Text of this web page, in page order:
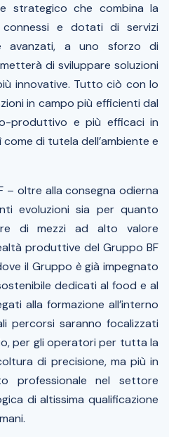
strategico che combina la
e dotati di servizi
avanzati, a uno sforzo di
di sviluppare soluzioni
innovative. Tutto ciò con lo
in campo più efficienti dal
produttivo e più efficaci in
di tutela dell’ambiente e
– oltre alla consegna odierna
evoluzioni sia per quanto
di mezzi ad alto valore
produttive del Gruppo BF
il Gruppo è già impegnato
dedicati al food e al
alla formazione all’interno
percorsi saranno focalizzati
per gli operatori per tutta la
di precisione, ma più in
professionale nel settore
di altissima qualificazione